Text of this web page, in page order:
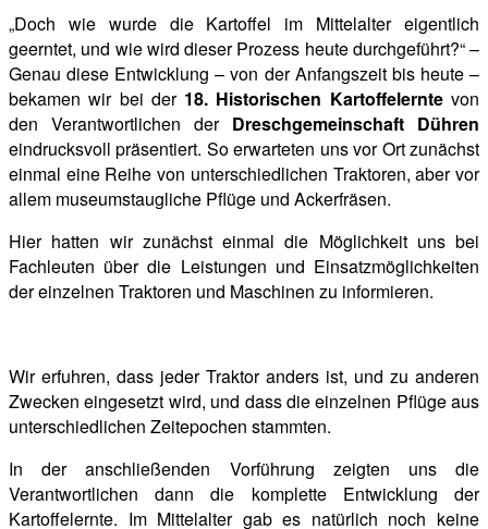
„Doch wie wurde die Kartoffel im Mittelalter eigentlich
geerntet, und wie wird dieser Prozess heute durchgeführt?“ –
Genau diese Entwicklung – von der Anfangszeit bis heute –
bekamen wir bei der 18. Historischen Kartoffelerntevon
den Verantwortlichen der Dreschgemeinschaft Dühren
eindrucksvoll präsentiert. So erwarteten uns vor Ort zunächst
einmal eine Reihe von unterschiedlichen Traktoren, aber vor
allem museumstaugliche Pflüge und Ackerfräsen.
Hier hatten wir zunächst einmal die Möglichkeit uns bei
Fachleuten über die Leistungen und Einsatzmöglichkeiten
der einzelnen Traktoren und Maschinen zu informieren.
Wir erfuhren, dass jeder Traktor anders ist, und zu anderen
Zwecken eingesetzt wird, und dass die einzelnen Pflüge aus
unterschiedlichen Zeitepochen stammten.
In der anschließenden Vorführung zeigten uns die
Verantwortlichen dann die komplette Entwicklung der
Kartoffelernte. Im Mittelalter gab es natürlich noch keine